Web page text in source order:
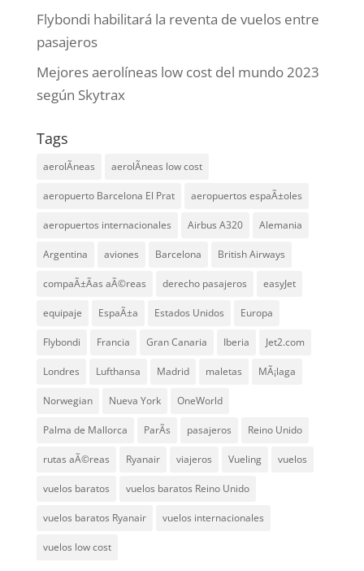
Flybondi habilitará la reventa de vuelos entre
pasajeros
Mejores aerolíneas low cost del mundo 2023
según Skytrax
Tags
aerolÃ­neas aerolÃ­neas low cost
aeropuerto Barcelona El Prat aeropuertos espaÃ±oles
aeropuertos internacionales Airbus A320 Alemania
Argentina aviones Barcelona British Airways
compaÃ±Ã­as aÃ©reas derecho pasajeros easyJet
equipaje EspaÃ±a Estados Unidos Europa
Flybondi Francia Gran Canaria Iberia Jet2.com
Londres Lufthansa Madrid maletas MÃ¡laga
Norwegian Nueva York OneWorld
Palma de Mallorca ParÃ­s pasajeros Reino Unido
rutas aÃ©reas Ryanair viajeros Vueling vuelos
vuelos baratos vuelos baratos Reino Unido
vuelos baratos Ryanair vuelos internacionales
vuelos low cost